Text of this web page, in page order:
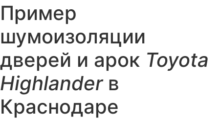
Пример
шумоизоляции
дверей и арок Toyota
Highlanderв
Краснодаре